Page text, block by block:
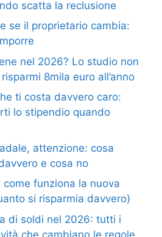
scatta la reclusione
se il proprietario cambia:
nel 2026? Lo studio non
8mila euro all’anno
ti costa davvero caro:
lo stipendio quando
attenzione: cosa
e cosa no
funziona la nuova
si risparmia davvero)
di soldi nel 2026: tutti i
che cambiano le regole